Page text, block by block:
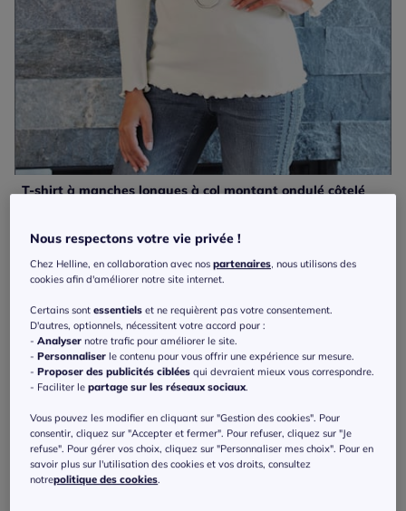
T-shirt à manches longues à col montant ondulé côtelé
Nous respectons votre vie privée !
Chez Helline, en collaboration avec nospartenaires, nous utilisons des
cookies afin d'améliorer notre site internet.
Certains sontessentiels et ne requièrent pas votre consentement.
D'autres, optionnels, nécessitent votre accord pour :
-Analyser notre trafic pour améliorer le site.
-Personnaliser le contenu pour vous offrir une expérience sur mesure.
-Proposer des publicités ciblées qui devraient mieux vous correspondre.
- Faciliter lepartage sur les réseaux sociaux.
Vous pouvez les modifier en cliquant sur "Gestion des cookies". Pour
consentir, cliquez sur "Accepter et fermer". Pour refuser, cliquez sur "Je
refuse". Pour gérer vos choix, cliquez sur "Personnaliser mes choix". Pour en
savoir plus sur l'utilisation des cookies et vos droits, consultez
notrepolitique des cookies.